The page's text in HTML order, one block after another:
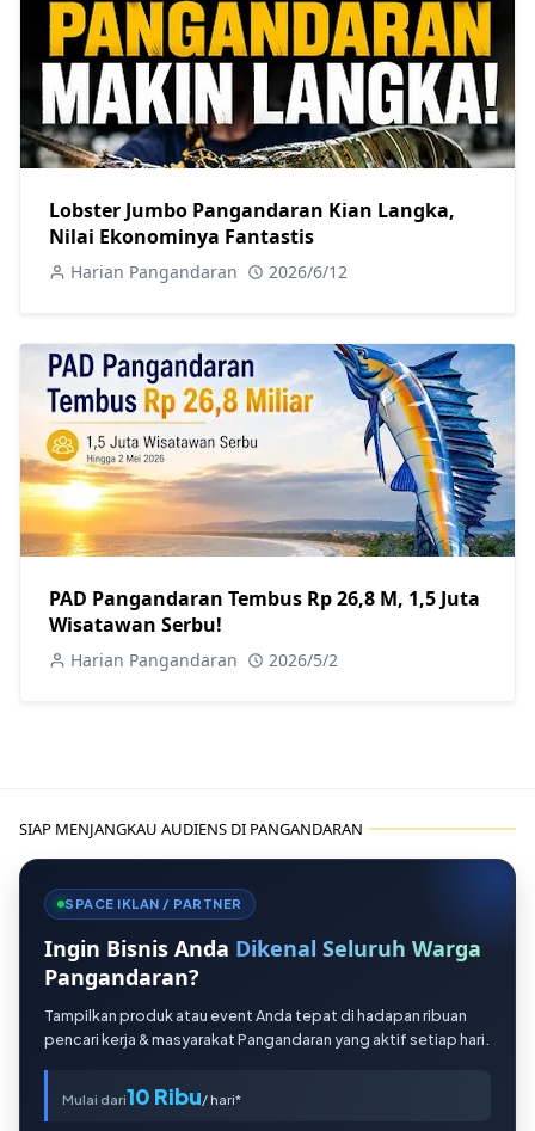
Lobster Jumbo Pangandaran Kian Langka,
Nilai Ekonominya Fantastis
Harian Pangandaran 2026/6/12
PAD Pangandaran Tembus Rp 26,8 M, 1,5 Juta
Wisatawan Serbu!
Harian Pangandaran 2026/5/2
SIAP MENJANGKAU AUDIENS DI PANGANDARAN
SPACE IKLAN / PARTNER
Ingin Bisnis Anda Dikenal Seluruh Warga
Pangandaran?
Tampilkan produk atau event Anda tepat di hadapan ribuan
pencari kerja & masyarakat Pangandaran yang aktif setiap hari.
Mulai dari10 Ribu/ hari*